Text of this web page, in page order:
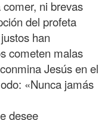
ni brevas
del profeta
han
cometen malas
Jesús en el
«Nunca jamás
desee